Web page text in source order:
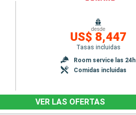
desde
US$ 8,447
Tasas incluidas
Room service las 24h
Comidas incluidas
VER LAS OFERTAS